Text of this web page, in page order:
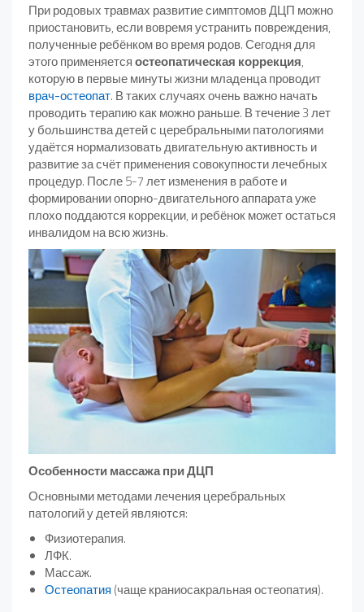
При родовых травмах развитие симптомов ДЦП можно
приостановить, если вовремя устранить повреждения,
полученные ребёнком во время родов. Сегодня для
этого применяетсяостеопатическая коррекция,
которую в первые минуты жизни младенца проводит
врач-остеопат. В таких случаях очень важно начать
проводить терапию как можно раньше. В течение 3 лет
у большинства детей с церебральными патологиями
удаётся нормализовать двигательную активность и
развитие за счёт применения совокупности лечебных
процедур. После 5-7 лет изменения в работе и
формировании опорно-двигательного аппарата уже
плохо поддаются коррекции, и ребёнок может остаться
инвалидом на всю жизнь.
Особенности массажа при ДЦП
Основными методами лечения церебральных
патологий у детей являются:
Физиотерапия.
ЛФК.
Массаж.
Остеопатия (чаще краниосакральная остеопатия).